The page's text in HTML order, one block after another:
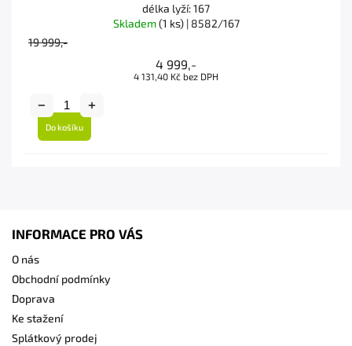
délka lyží: 167
Skladem(1 ks)| 8582/167
19 999,-
4 999,-
4 131,40 Kč bez DPH
Do košíku
INFORMACE PRO VÁS
O nás
Obchodní podmínky
Doprava
Ke stažení
Splátkový prodej